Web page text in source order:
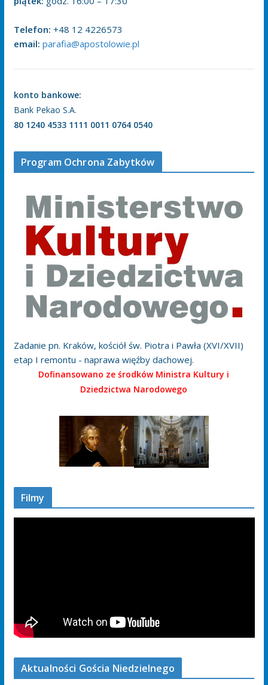
Telefon: +48 12 4226573
email: parafia@apostolowie.pl
konto bankowe:
Bank Pekao S.A.
80 1240 4533 1111 0011 0764 0540
Program Ochrona Zabytków
Zadanie pn. Kraków, kościół św. Piotra i Pawła (XVI/XVII)
etap I remontu - naprawa więźby dachowej.
Dofinansowano ze środków Ministra Kultury i
Dziedzictwa Narodowego
Filmy
Aktualności Gościa Niedzielnego